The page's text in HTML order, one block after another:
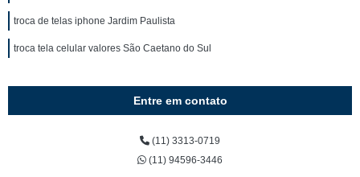
troca de telas iphone Jardim Paulista
troca tela celular valores São Caetano do Sul
Entre em contato
(11) 3313-0719
(11) 94596-3446